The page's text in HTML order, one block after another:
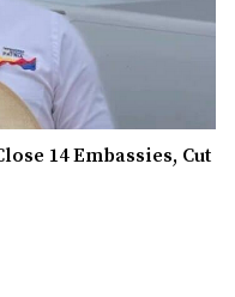
14 Embassies, Cut